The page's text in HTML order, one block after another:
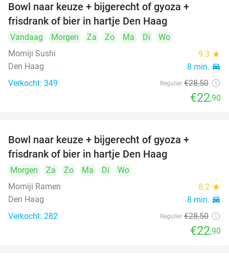
Bowl naar keuze + bijgerecht of gyoza +
frisdrank of bier in hartje Den Haag
Vandaag Morgen Za Zo Ma Di
Wo
Momiji Sushi
9.3 star
Den Haag 8 min. directions_car
Verkocht: 349 Regulier €28,50
€22,90
Bowl naar keuze + bijgerecht of gyoza +
frisdrank of bier in hartje Den Haag
Morgen Za Zo Ma Di
Wo
Momiji Ramen
8.2 star
Den Haag 8 min. directions_car
Verkocht: 282 Regulier €28,50
€22,90